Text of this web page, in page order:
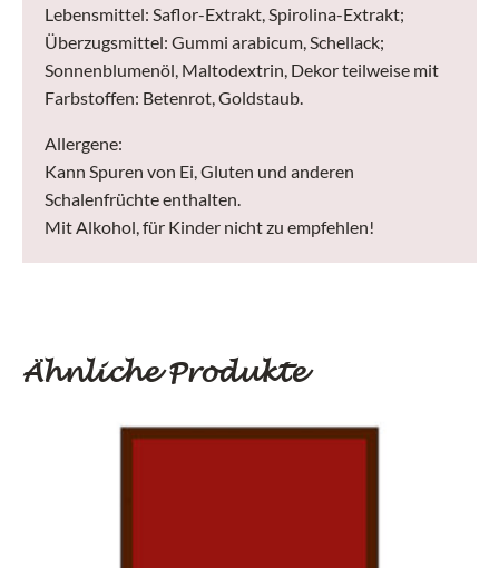
Lebensmittel: Saflor-Extrakt, Spirolina-Extrakt;
Überzugsmittel: Gummi arabicum, Schellack;
Sonnenblumenöl, Maltodextrin, Dekor teilweise mit
Farbstoffen: Betenrot, Goldstaub.
Allergene:
Kann Spuren von Ei, Gluten und anderen
Schalenfrüchte enthalten.
Mit Alkohol, für Kinder nicht zu empfehlen!
Ähnliche Produkte